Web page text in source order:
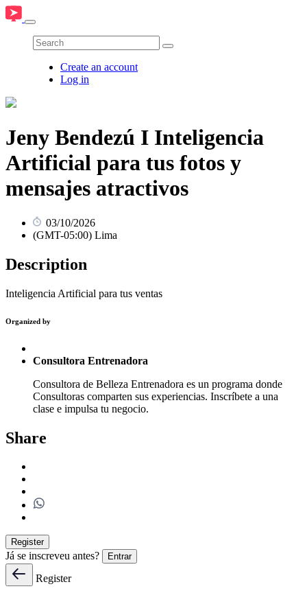
Create an account
Log in
Jeny Bendezú I Inteligencia
Artificial para tus fotos y
mensajes atractivos
03/10/2026
(GMT-05:00) Lima
Description
Inteligencia Artificial para tus ventas
Organized by
Consultora Entrenadora
Consultora de Belleza Entrenadora es un programa donde
Consultoras comparten sus experiencias. Inscríbete a una
clase e impulsa tu negocio.
Share
Register
Já se inscreveu antes? Entrar
Register